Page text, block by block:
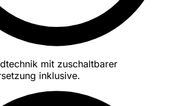
mit zuschaltbarer
inklusive.